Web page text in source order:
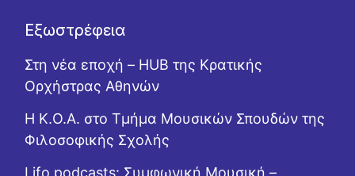
Εξωστρέφεια
Στη νέα εποχή – HUB της Κρατικής
Ορχήστρας Αθηνών
Η Κ.Ο.Α. στο Τμήμα Μουσικών Σπουδών της
Φιλοσοφικής Σχολής
Lifo podcasts: Συμφωνική Μουσική –